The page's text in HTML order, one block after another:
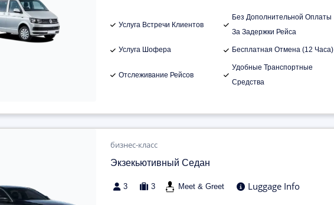
Услуга Встречи Клиентов
Без Дополнительной Оплаты
За Задержки Рейса
Услуга Шофера Бесплатная Отмена (12 Часа)
Отслеживание Рейсов
Удобные Транспортные
Средства
бизнес-класс
Экзекьютивный Седан
3 3 Meet & Greet Luggage Info